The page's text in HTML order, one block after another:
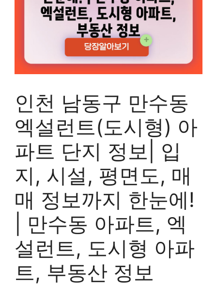
인천 남동구 만수동
엑설런트(도시형) 아
파트 단지 정보| 입
지, 시설, 평면도, 매
매 정보까지 한눈에!
| 만수동 아파트, 엑
설런트, 도시형 아파
트, 부동산 정보